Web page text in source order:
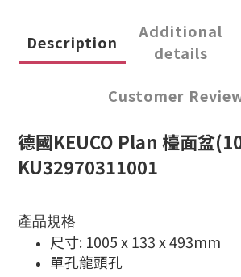
Description
Additional
details
Customer
德國KEUCO Plan 檯面盆
KU32970311001
產品規格
尺寸: 1005 x 133 x 493mm
單孔龍頭孔